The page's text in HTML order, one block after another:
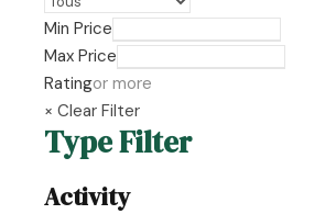
Min Price
Max Price
Ratingor more
× Clear Filter
Type Filter
Activity